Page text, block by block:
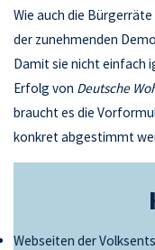
Wie auch die
der zunehmenden
Damit sie nicht einfach
Erfolg von Deutsche
braucht es die
konkret abgestimmt
Webseiten der